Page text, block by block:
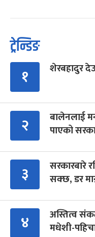
ट्रेन्डिङ
१ शेरबहादुर
२
बालेनलाई
पाएको
३
सरकारबारे
सक्छ, डर
४
अस्तित्व
मधेशी-